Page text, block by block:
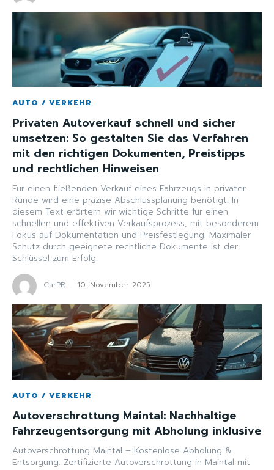
AUTO / VERKEHR
Privaten Autoverkauf schnell und sicher
umsetzen: So gestalten Sie das Verfahren
mit den richtigen Dokumenten, Preistipps
und rechtlichen Hinweisen
Für einen fließenden Verkauf eines Fahrzeugs in privater
Runde wird eine präzise Abschlussplanung benötigt. In
diesem Text erörtern wir wichtige Schritte für einen
schnellen und effektiven Verkaufsprozess, mit besonderem
Fokus auf Dokumentation und Preisfestlegung. Maximaler
Schutz durch geeignete rechtliche Dokumente ist der
Schlüssel zum Erfolg.
CarPR - 10. November 2025
AUTO / VERKEHR
Autoverschrottung Maintal: Nachhaltige
Fahrzeugentsorgung mit Abholung inklusive
Autoverschrottung Maintal – Kostenlose Abholung &
Entsorgung. Zertifizierte Autoverschrottung in Maintal mit